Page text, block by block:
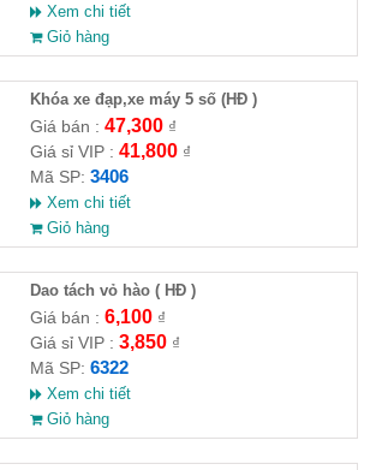
Xem chi tiết
Giỏ hàng
Khóa xe đạp,xe máy 5 số (HĐ )
Giá bán : 47,300₫
Giá sỉ VIP : 41,800₫
Mã SP: 3406
Xem chi tiết
Giỏ hàng
Dao tách vỏ hào ( HĐ )
Giá bán : 6,100₫
Giá sỉ VIP : 3,850₫
Mã SP: 6322
Xem chi tiết
Giỏ hàng